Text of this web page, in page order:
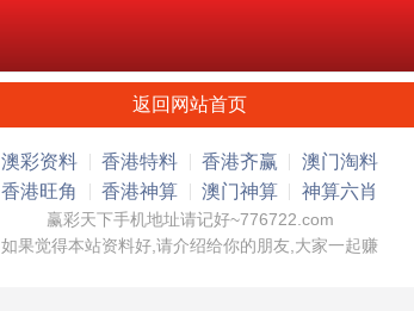
返回网站首页
澳彩资料 香港特料 香港齐赢
澳门淘料
香港旺角
香港神算 澳门神算 神算六肖
赢彩天下手机地址请记好~776722.com
如果觉得本站资料好,请介绍给你的朋友,大家一起赚